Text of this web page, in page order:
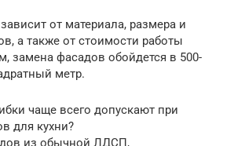
от материала, размера и
а также от стоимости работы
замена фасадов обойдется в 500-
метр.
чаще всего допускают при
для кухни?
из обычной ЛДСП,